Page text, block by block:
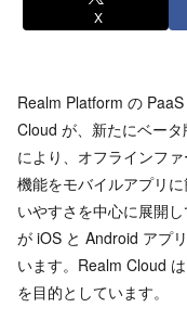
X
Realm Platform の
Cloud が、新たにベー
により、オフラインフ
機能をモバイルアプリ
いやすさを中心に展開
が iOS と Android アプ
います。Realm Cloud
を目的としています。